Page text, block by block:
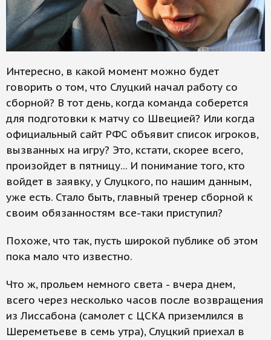
Интересно, в какой момент можно будет
говорить о том, что Слуцкий начал работу со
сборной? В тот день, когда команда соберется
для подготовки к матчу со Швецией? Или когда
официальный сайт РФС объявит список игроков,
вызванных на игру? Это, кстати, скорее всего,
произойдет в пятницу... И понимание того, кто
войдет в заявку, у Слуцкого, по нашим данным,
уже есть. Стало быть, главный тренер сборной к
своим обязанностям все-таки приступил?
Похоже, что так, пусть широкой публике об этом
пока мало что известно.
Что ж, прольем немного света - вчера днем,
всего через несколько часов после возвращения
из Лиссабона (самолет с ЦСКА приземлился в
Шереметьеве в семь утра), Слуцкий приехал в